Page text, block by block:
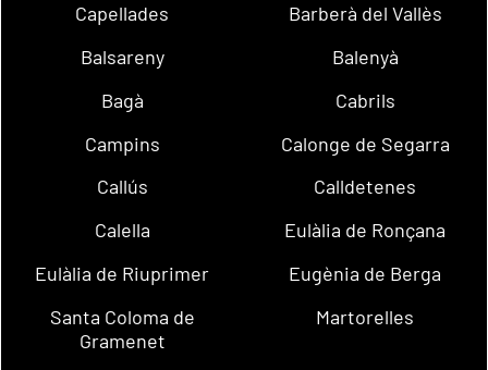
Capellades
Barberà del Vallès
Balsareny
Balenyà
Bagà
Cabrils
Campins
Calonge de Segarra
Callús
Calldetenes
Calella
Eulàlia de Ronçana
Eulàlia de Riuprimer
Eugènia de Berga
Santa Coloma de
Gramenet
Martorelles